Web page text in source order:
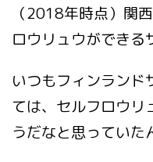
（2018年時点）関
ロウリュウができる
いつもフィンランド
ては、セルフロウリ
うだなと思っていた